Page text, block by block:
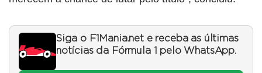
Siga o F1Mania.net e receba as últimas
notícias da Fórmula 1 pelo WhatsApp.